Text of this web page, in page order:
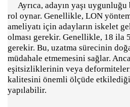
Ayrıca, adayın yaşı
rol oynar. Genellikle, LON
ameliyatı için adayların iskelet
olması gerekir. Genellikle, 18 ila
gerekir. Bu, uzatma sürecinin
müdahale etmemesini sağlar.
eşitsizliklerinin veya
kalitesini önemli ölçüde
yapılabilir.